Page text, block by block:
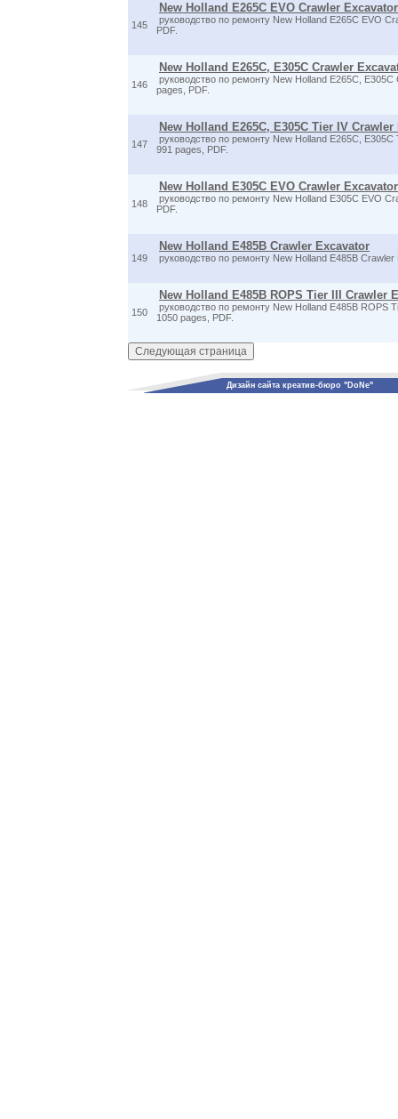
145
New Holland E265C EVO Crawler
руководство по ремонту New Holland E265C EVO
PDF.
146
New Holland E265C, E305C Crawler
руководство по ремонту New Holland E265C,
pages, PDF.
147
New Holland E265C, E305C Tier IV Crawler
руководство по ремонту New Holland E265C,
991 pages, PDF.
148
New Holland E305C EVO Crawler Excavator
руководство по ремонту New Holland E305C EVO
PDF.
149
New Holland E485B Crawler Excavator
руководство по ремонту New Holland E485B
150
New Holland E485B ROPS Tier III Crawler
руководство по ремонту New Holland E485B ROPS
1050 pages, PDF.
Дизайн сайта креатив-бюро "DoNe"